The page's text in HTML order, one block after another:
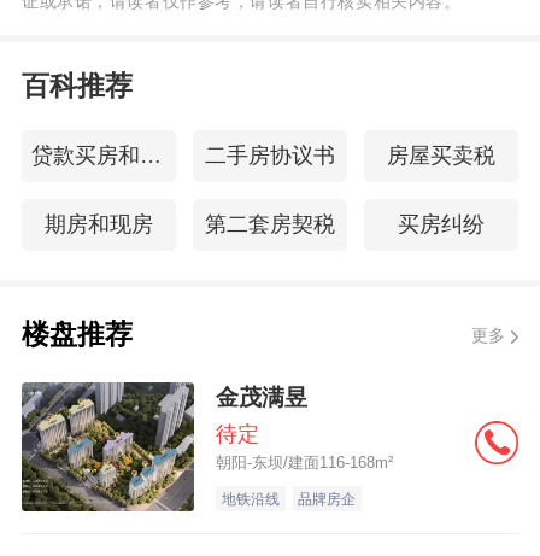
百科推荐
贷款买房和全款买房 二手房协议书 房屋买卖税
期房和现房 第二套房契税 买房纠纷
楼盘推荐 更多
金茂满昱
待定
朝阳-东坝/建面116-168m²
地铁沿线 品牌房企